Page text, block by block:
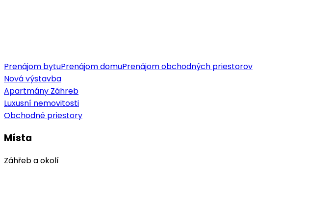
Prenájom bytuPrenájom domuPrenájom obchodných priestorov
Nová výstavba
Apartmány Záhreb
Luxusní nemovitosti
Obchodné priestory
Místa
Záhřeb a okolí